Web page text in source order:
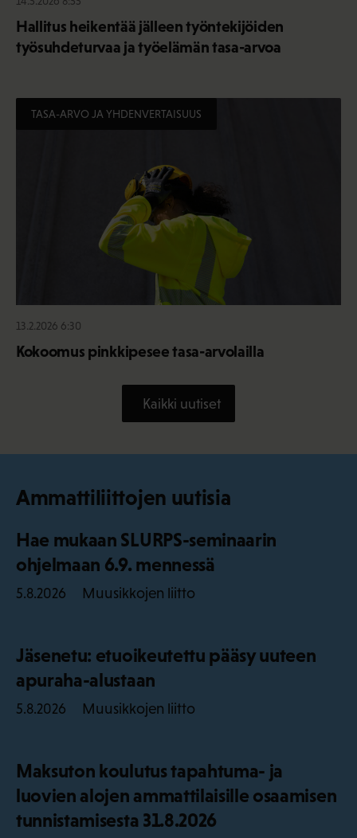
Hallitus heikentää jälleen työntekijöiden
työsuhdeturvaa ja työelämän tasa-arvoa
TASA-ARVO JA YHDENVERTAISUUS
13.2.2026 6:30
Kokoomus pinkkipesee tasa-arvolailla
Kaikki uutiset
Ammattiliittojen uutisia
Hae mukaan SLURPS-seminaarin
ohjelmaan 6.9. mennessä
5.8.2026 Muusikkojen liitto
Jäsenetu: etuoikeutettu pääsy uuteen
apuraha-alustaan
5.8.2026 Muusikkojen liitto
Maksuton koulutus tapahtuma- ja
luovien alojen ammattilaisille osaamisen
tunnistamisesta 31.8.2026